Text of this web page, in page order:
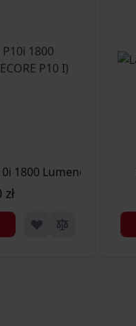
1800 Lumenów (LAT/